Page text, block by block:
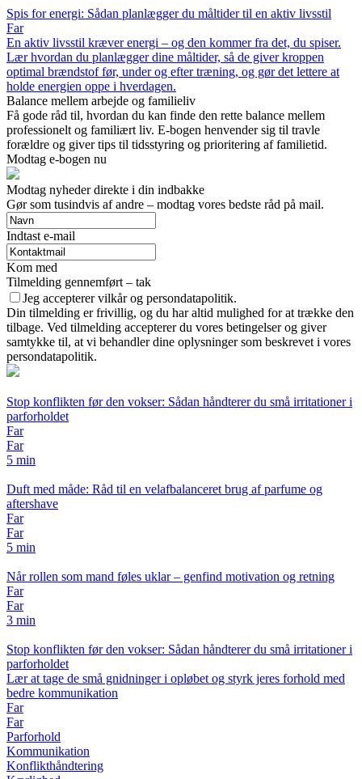
Spis for energi: Sådan planlægger du måltider til en aktiv livsstil
Far
En aktiv livsstil kræver energi – og den kommer fra det, du spiser.
Lær hvordan du planlægger dine måltider, så de giver kroppen
optimal brændstof før, under og efter træning, og gør det lettere at
holde energien oppe i hverdagen.
Balance mellem arbejde og familieliv
Få gode råd til, hvordan du kan finde den rette balance mellem
professionelt og familiært liv. E-bogen henvender sig til travle
forældre og giver tips til tidsstyring og prioritering af familietid.
Modtag e-bogen nu
Modtag nyheder direkte i din indbakke
Gør som tusindvis af andre – modtag vores bedste råd på mail.
Indtast e-mail
Kom med
Tilmelding gennemført – tak
Jeg accepterer vilkår og persondatapolitik.
Din tilmelding er frivillig, og du har altid mulighed for at trække den
tilbage. Ved tilmelding accepterer du vores betingelser og giver
samtykke til, at vi behandler dine oplysninger som beskrevet i vores
persondatapolitik.
Stop konflikten før den vokser: Sådan håndterer du små irritationer i
parforholdet
Far
Far
5 min
Duft med måde: Råd til en velafbalanceret brug af parfume og
aftershave
Far
Far
5 min
Når rollen som mand føles uklar – genfind motivation og retning
Far
Far
3 min
Stop konflikten før den vokser: Sådan håndterer du små irritationer i
parforholdet
Lær at tage de små gnidninger i opløbet og styrk jeres forhold med
bedre kommunikation
Far
Far
Parforhold
Kommunikation
Konflikthåndtering